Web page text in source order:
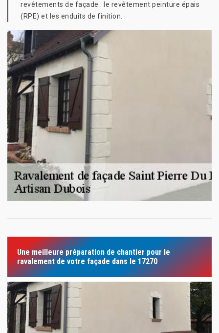
revêtements de façade : le revêtement peinture épais
(RPE) et les enduits de finition.
Une meilleure préparation de chantier pour le
ravalement de votre façade dans le 17270